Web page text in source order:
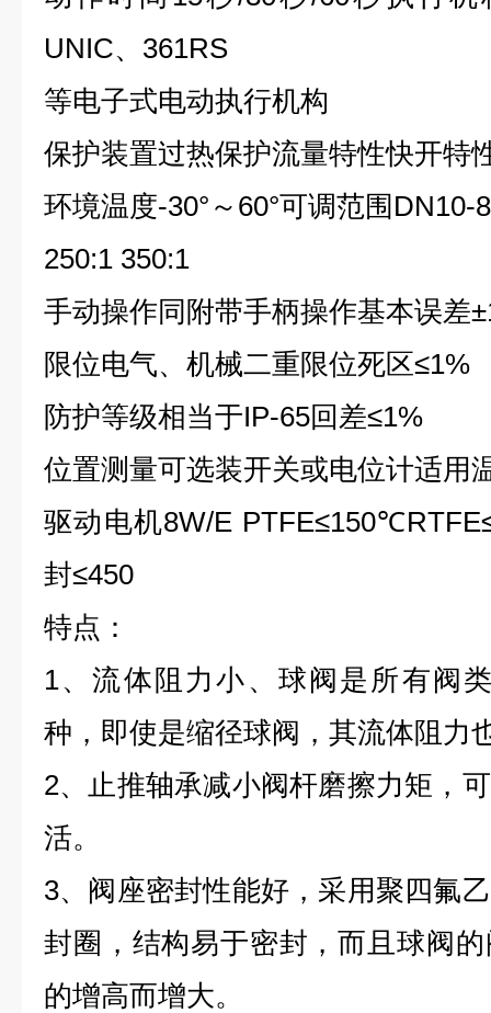
UNIC、361RS
等电子式电动执行机构
保护装置过热保护流量特性快开特
环境温度-30°～60°可调范围DN10-
250:1 350:1
手动操作同附带手柄操作基本误差
限位电气、机械二重限位死区≤1%
防护等级相当于IP-65回差≤1%
位置测量可选装开关或电位计适用
驱动电机8W/E
封≤450
特点：
1、流体阻力小、球阀是所有阀
种，即使是缩径球阀，其流体阻力
2、止推轴承减小阀杆磨擦力矩，
活。
3、阀座密封性能好，采用聚四氟
封圈，结构易于密封，而且球阀
的增高而增大。